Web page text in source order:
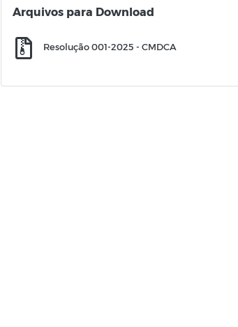
Arquivos para Download
Resolução 001-2025 - CMDCA